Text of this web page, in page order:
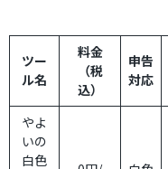
ツー
ル名
料金
（税
込）
申告
対応
やよ
いの
白色